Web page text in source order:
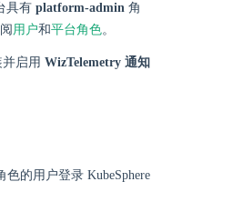
具有 platform-admin 角
用户和平台角色。
并启用 WizTelemetry 通知
色的用户登录 KubeSphere